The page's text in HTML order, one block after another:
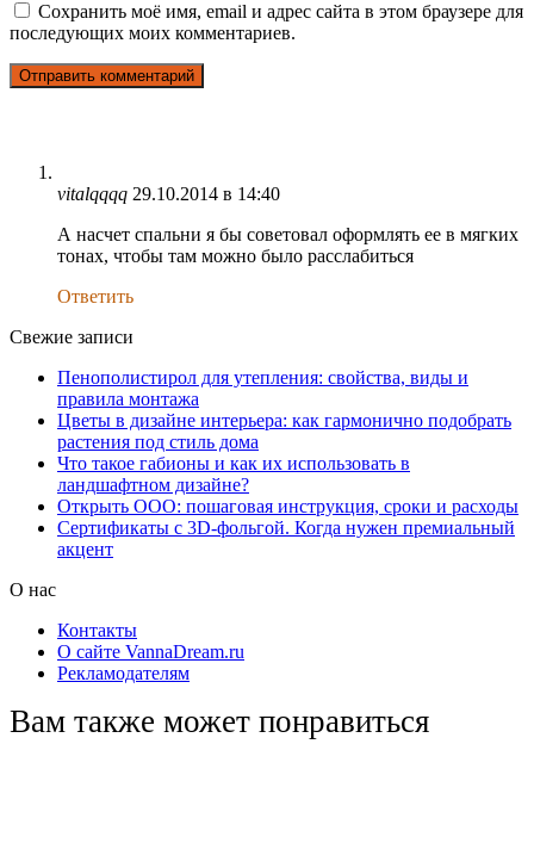
Сохранить моё имя, email и адрес сайта в этом браузере для
последующих моих комментариев.
vitalqqqq 29.10.2014 в 14:40
А насчет спальни я бы советовал оформлять ее в мягких
тонах, чтобы там можно было расслабиться
Ответить
Свежие записи
Пенополистирол для утепления: свойства, виды и
правила монтажа
Цветы в дизайне интерьера: как гармонично подобрать
растения под стиль дома
Что такое габионы и как их использовать в
ландшафтном дизайне?
Открыть ООО: пошаговая инструкция, сроки и расходы
Сертификаты с 3D-фольгой. Когда нужен премиальный
акцент
О нас
Контакты
О сайте VannaDream.ru
Рекламодателям
Вам также может понравиться